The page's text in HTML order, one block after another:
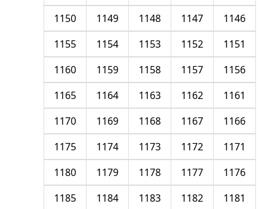
1146
1147
1148
1149
1150
1151
1152
1153
1154
1155
1156
1157
1158
1159
1160
1161
1162
1163
1164
1165
1166
1167
1168
1169
1170
1171
1172
1173
1174
1175
1176
1177
1178
1179
1180
1181
1182
1183
1184
1185